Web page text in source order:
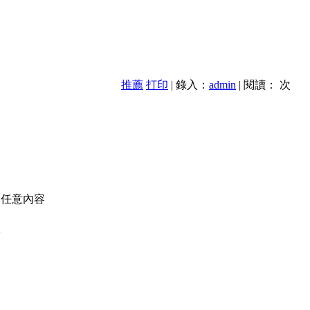
推薦 打印 | 錄入： admin | 閱讀： 次
意內容